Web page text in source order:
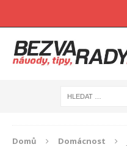
Domů Domácnost